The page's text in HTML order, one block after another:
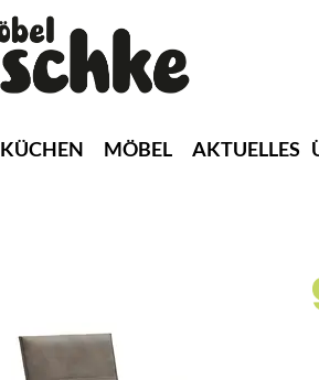
KÜCHEN MÖBEL AKTUELLES